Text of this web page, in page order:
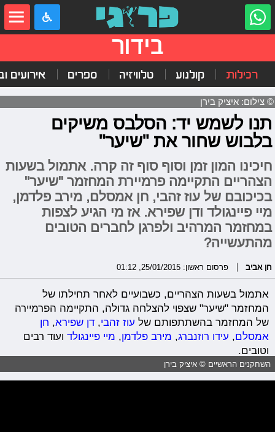
בידור
רכילות קולנוע טלוויזיה ספרים אירועים
© צילום: איציק בירן
תנו לשמש יד: הסלבס משיקים
בלבוש שחור את "שיער"
חיכינו המון זמן וסוף סוף זה קרה. אתמול בשעות
הצהריים התקיימה פרמיירת המחזמר "שיער"
בכיכובם של עוז זהבי, חן אמסלם, מירב פלדמן,
מיי פיינגולד ודן שפירא. אז מי הגיע לצפות
במחזמר המרהיב ולפרגן לחברים הטובים
מהתעשייה?
חן אביב פרסום ראשון: 25/01/2015, 01:12
אתמול בשעות הצהריים, כשבועיים לאחר תחילתו של
המחזמר "שיער" שצפוי להצלחה גדולה, התקיימה הפרמיירה
של המחזמר בהשתתפותם של עוז זהבי, דן שפירא, חן
אמסלם, עידו רוזנברג, מירב פלדמן, מיי פיינגולד ועוד רבים
וטובים.
השחקנים הראשיים © איציק בירן